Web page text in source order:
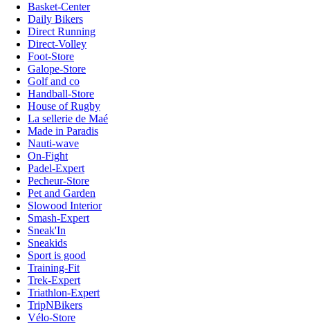
Basket-Center
Daily Bikers
Direct Running
Direct-Volley
Foot-Store
Galope-Store
Golf and co
Handball-Store
House of Rugby
La sellerie de Maé
Made in Paradis
Nauti-wave
On-Fight
Padel-Expert
Pecheur-Store
Pet and Garden
Slowood Interior
Smash-Expert
Sneak'In
Sneakids
Sport is good
Training-Fit
Trek-Expert
Triathlon-Expert
TripNBikers
Vélo-Store